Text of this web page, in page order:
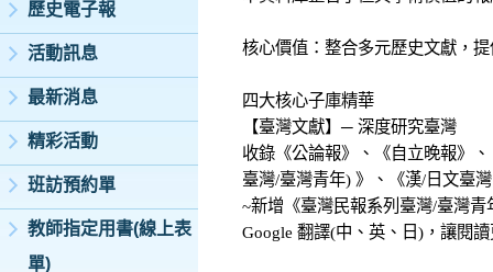
歷史電子報
活動訊息
最新消息
精彩活動
班訪預約單
教師指定用書(線上表
單)
核心價值：整合多元歷史文獻，
四大核心子庫精華
【臺灣文獻】─ 深度研究臺灣
收錄《公論報》、《自立晚報》
臺灣/臺灣青年) 》、《漢/日文臺
~新增《臺灣民報系列臺灣/臺灣
Google 翻譯(中、英、日)，讓閱